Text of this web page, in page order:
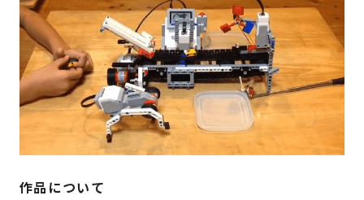
作品について